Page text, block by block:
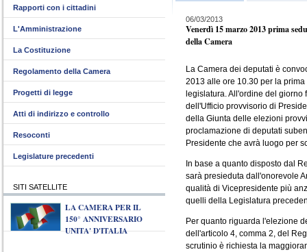
06/03/2013
Venerdì 15 marzo 2013 prima
della Camera
La Camera dei deputati è
2013 alle ore 10.30 per la
legislatura. All'ordine del giorno
dell'Ufficio provvisorio di
della Giunta delle elezioni
proclamazione di deputati
Presidente che avrà luogo per
In base a quanto disposto dal
sarà presieduta dall'onorevole
qualità di Vicepresidente più
quelli della Legislatura
Per quanto riguarda l'elezione
dell'articolo 4, comma 2, del
scrutinio è richiesta la
Rapporti con i cittadini
L'Amministrazione
La Costituzione
Regolamento della Camera
Progetti di legge
Atti di indirizzo e controllo
Resoconti
Legislature precedenti
SITI SATELLITE
LA CAMERA PER IL
150° ANNIVERSARIO
UNITA' D'ITALIA